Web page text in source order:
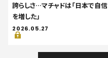
誇らしさ…マチャドは「日本で自信
を増した」
2026.05.27